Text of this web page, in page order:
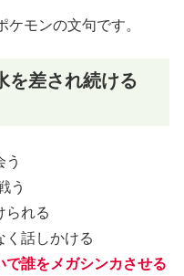
モンの文句です。
を差され続ける
う
う
られる
く話しかける
で誰をメガシンカさせる